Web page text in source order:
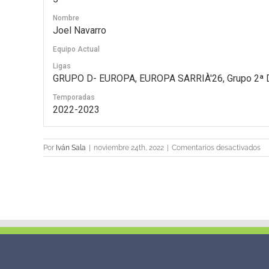
Nombre
Joel Navarro
Equipo Actual
Ligas
GRUPO D- EUROPA, EUROPA SARRIÀ'26, Grupo
Temporadas
2022-2023
Por Iván Sala | noviembre 24th, 2022 | Comentarios desactivadosen
5